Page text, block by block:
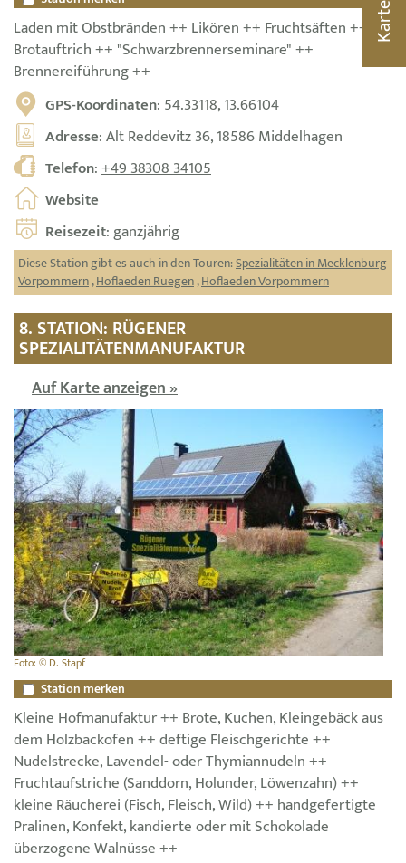
Laden mit Obstbränden ++ Likören ++ Fruchtsäften ++
Brotauftrich ++ "Schwarzbrennerseminare" ++
Brennereiführung ++
GPS-Koordinaten: 54.33118, 13.66104
Adresse: Alt Reddevitz 36, 18586 Middelhagen
Telefon:+49 38308 34105
Website
Reisezeit: ganzjährig
Diese Station gibt es auch in den Touren:Spezialitäten in Mecklenburg
Vorpommern,Hoflaeden Ruegen,Hoflaeden Vorpommern
8. STATION: RÜGENER
SPEZIALITÄTENMANUFAKTUR
Auf Karte anzeigen »
Foto: © D. Stapf
Station merken
Kleine Hofmanufaktur ++ Brote, Kuchen, Kleingebäck aus
dem Holzbackofen ++ deftige Fleischgerichte ++
Nudelstrecke, Lavendel- oder Thymiannudeln ++
Fruchtaufstriche (Sanddorn, Holunder, Löwenzahn) ++
kleine Räucherei (Fisch, Fleisch, Wild) ++ handgefertigte
Pralinen, Konfekt, kandierte oder mit Schokolade
überzogene Walnüsse ++
Karte